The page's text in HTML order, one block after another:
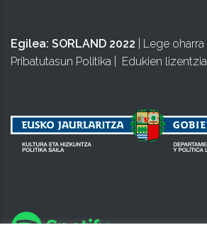
Egilea: SORLAND 2022 Lege oharra
Pribatutasun Politika
Edukien lizentzia